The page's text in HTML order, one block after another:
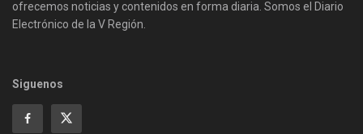
ofrecemos noticias y contenidos en forma diaria. Somos el Diario
Electrónico de la V Región.
Siguenos